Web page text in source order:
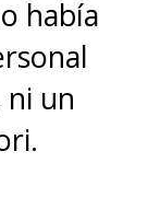
había
un